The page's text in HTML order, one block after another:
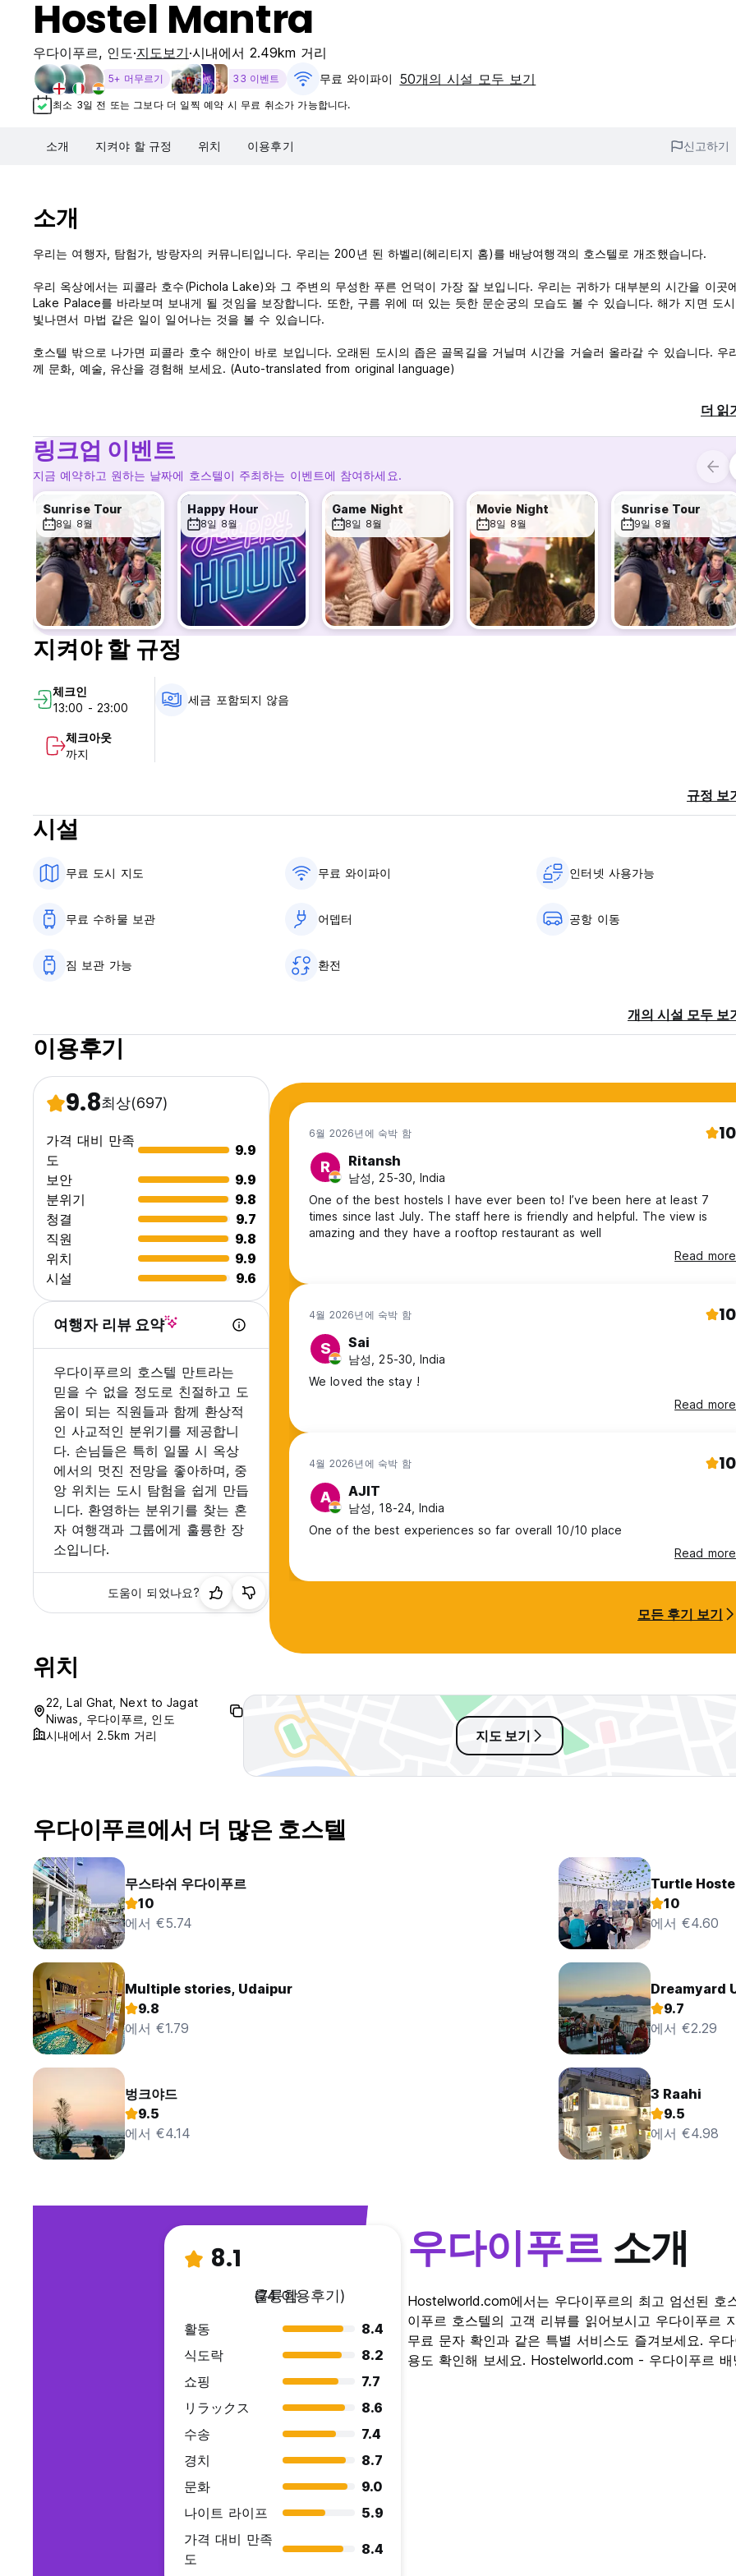
Hostel Mantra
우다이푸르, 인도 지도보기 시내에서 2.49km 거리
5+ 머무르기 33 이벤트 무료 와이파이 50개의 시설 모두 보기
최소 3일 전 또는 그보다 더 일찍 예약 시 무료 취소가 가능합니다.
소개 지켜야 할 규정 위치 이용후기 신고하기
소개
우리는 여행자, 탐험가, 방랑자의 커뮤니티입니다. 우리는 200년 된 하벨리(헤리티지 홈)를 배낭여행객의 호스텔로 개조했습니다.
우리 옥상에서는 피콜라 호수(Pichola Lake)와 그 주변의 무성한 푸른 언덕이 가장 잘 보입니다. 우리는 귀하가 대부분의 시간을 이곳
Lake Palace를 바라보며 보내게 될 것임을 보장합니다. 또한, 구름 위에 떠 있는 듯한 문순궁의 모습도 볼 수 있습니다. 해가 지면 도
빛나면서 마법 같은 일이 일어나는 것을 볼 수 있습니다.
호스텔 밖으로 나가면 피콜라 호수 해안이 바로 보입니다. 오래된 도시의 좁은 골목길을 거닐며 시간을 거슬러 올라갈 수 있습니다. 우
께 문화, 예술, 유산을 경험해 보세요. (Auto-translated from original language)
더 읽
링크업 이벤트
지금 예약하고 원하는 날짜에 호스텔이 주최하는 이벤트에 참여하세요.
Sunrise Tour
8일 8월
Happy Hour
8일 8월
Game Night
8일 8월
Movie Night
8일 8월
Sunrise Tour
9일 8월
지켜야 할 규정
체크인
13:00 - 23:00
체크아웃
까지
세금 포함되지 않음
규정 보
시설
무료 도시 지도 무료 와이파이 인터넷 사용가능
무료 수하물 보관 어뎁터 공항 이동
짐 보관 가능 환전
개의 시설 모두 보
이용후기
9.8최상(697)
가격 대비 만족
도
9.9
보안
9.9
분위기
9.8
청결
9.7
직원
9.8
위치
9.9
시설
9.6
여행자 리뷰 요약
우다이푸르의 호스텔 만트라는
믿을 수 없을 정도로 친절하고 도
움이 되는 직원들과 함께 환상적
인 사교적인 분위기를 제공합니
다. 손님들은 특히 일몰 시 옥상
에서의 멋진 전망을 좋아하며, 중
앙 위치는 도시 탐험을 쉽게 만듭
니다. 환영하는 분위기를 찾는 혼
자 여행객과 그룹에게 훌륭한 장
소입니다.
도움이 되었나요?
6월 2026년에 숙박 함 10
R Ritansh
남성, 25-30, India
One of the best hostels I have ever been to! I’ve been here at least 7
times since last July. The staff here is friendly and helpful. The view is
amazing and they have a rooftop restaurant as well
Read more
4월 2026년에 숙박 함 10
S Sai
남성, 25-30, India
We loved the stay !
Read more
4월 2026년에 숙박 함 10
A AJIT
남성, 18-24, India
One of the best experiences so far overall 10/10 place
Read more
모든 후기 보기
위치
22, Lal Ghat, Next to Jagat
Niwas, 우다이푸르, 인도
시내에서 2.5km 거리
지도 보기
우다이푸르에서 더 많은 호스텔
무스타쉬 우다이푸르
10
에서 €5.74
Turtle
10
에서 €4.60
Multiple stories, Udaipur
9.8
에서 €1.79
Dreamyard
9.7
에서 €2.29
벙크야드
9.5
에서 €4.14
3 Raahi
9.5
에서 €4.98
8.1
훌륭함
(74 이용후기)
활동
8.4
식도락
8.2
쇼핑
7.7
リラックス
8.6
수송
7.4
경치
8.7
문화
9.0
나이트 라이프
5.9
가격 대비 만족
도
8.4
우다이푸르 소개
Hostelworld.com에서는 우다이푸르의 최고 엄선된
이푸르 호스텔의 고객 리뷰를 읽어보시고 우다이푸르
무료 문자 확인과 같은 특별 서비스도 즐겨보세요. 우
용도 확인해 보세요. Hostelworld.com - 우다이푸르